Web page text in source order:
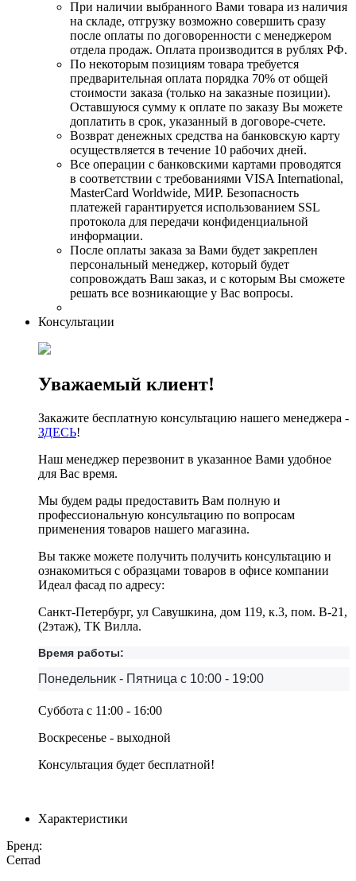
При наличии выбранного Вами товара из наличия
на складе, отгрузку возможно совершить сразу
после оплаты по договоренности с менеджером
отдела продаж. Оплата производится в рублях РФ.
По некоторым позициям товара требуется
предварительная оплата порядка 70% от общей
стоимости заказа (только на заказные позиции).
Оставшуюся сумму к оплате по заказу Вы можете
доплатить в срок, указанный в договоре-счете.
Возврат денежных средства на банковскую карту
осуществляется в течение 10 рабочих дней.
Все операции с банковскими картами проводятся
в соответствии с требованиями VISA International,
MasterCard Worldwide, МИР. Безопасность
платежей гарантируется использованием SSL
протокола для передачи конфиденциальной
информации.
После оплаты заказа за Вами будет закреплен
персональный менеджер, который будет
сопровождать Ваш заказ, и с которым Вы сможете
решать все возникающие у Вас вопросы.
Консультации
Уважаемый клиент!
Закажите бесплатную консультацию нашего менеджера -
ЗДЕСЬ!
Наш менеджер перезвонит в указанное Вами удобное
для Вас время.
Мы будем рады предоставить Вам полную и
профессиональную консультацию по вопросам
применения товаров нашего магазина.
Вы также можете получить получить консультацию и
ознакомиться с образцами товаров в офисе компании
Идеал фасад по адресу:
Санкт-Петербург, ул Савушкина, дом 119, к.3, пом. В-21,
(2этаж), ТК Вилла.
Время работы:
Понедельник - Пятница с 10:00 - 19:00
Суббота с 11:00 - 16:00
Воскресенье - выходной
Консультация будет бесплатной!
Характеристики
Бренд:
Cerrad